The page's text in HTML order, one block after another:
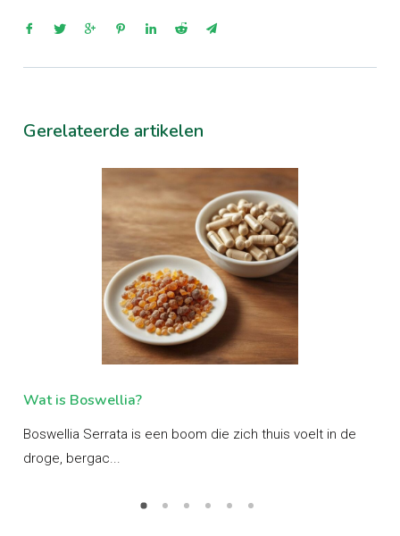
Gerelateerde artikelen
Wat is Boswellia?
Boswellia Serrata is een boom die zich thuis voelt in de
droge, bergac...